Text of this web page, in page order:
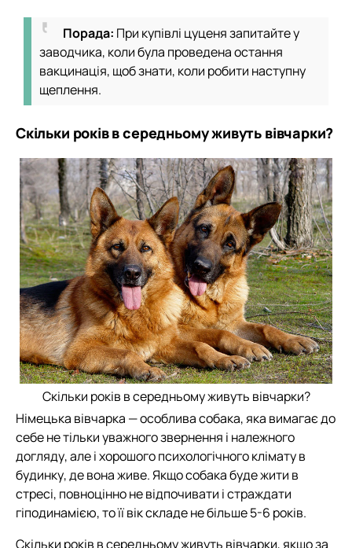
Порада: При купівлі цуценя запитайте у
заводчика, коли була проведена остання
вакцинація, щоб знати, коли робити наступну
щеплення.
Скільки років в середньому живуть вівчарки?
Скільки років в середньому живуть вівчарки?
Німецька вівчарка — особлива собака, яка вимагає до
себе не тільки уважного звернення і належного
догляду, але і хорошого психологічного клімату в
будинку, де вона живе. Якщо собака буде жити в
стресі, повноцінно не відпочивати і страждати
гіподинамією, то її вік складе не більше 5-6 років.
Скільки років в середньому живуть вівчарки, якщо за